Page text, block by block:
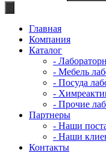
Главная
Компания
Каталог
-
- Мебель
- Посуда
-
- Прочие
Партнеры
- Наши
- Наши
Контакты